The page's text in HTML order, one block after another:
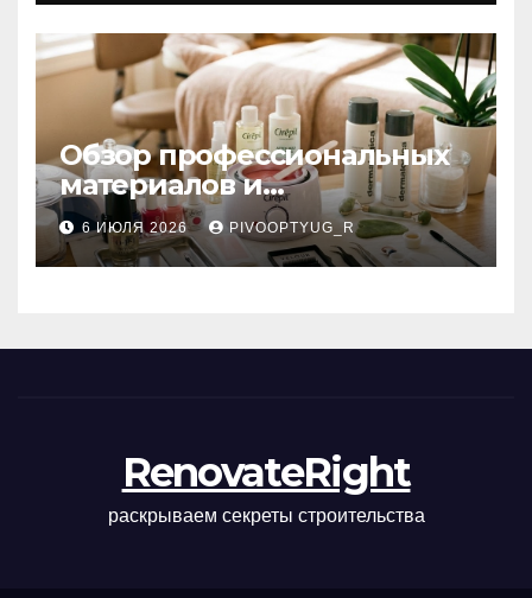
Обзор профессиональных
материалов и
инструментов для
маникюра, депиляции,
наращивания ресниц и
6 ИЮЛЯ 2026 PIVOOPTYUG_R
RenovateRight
раскрываем секреты строительства